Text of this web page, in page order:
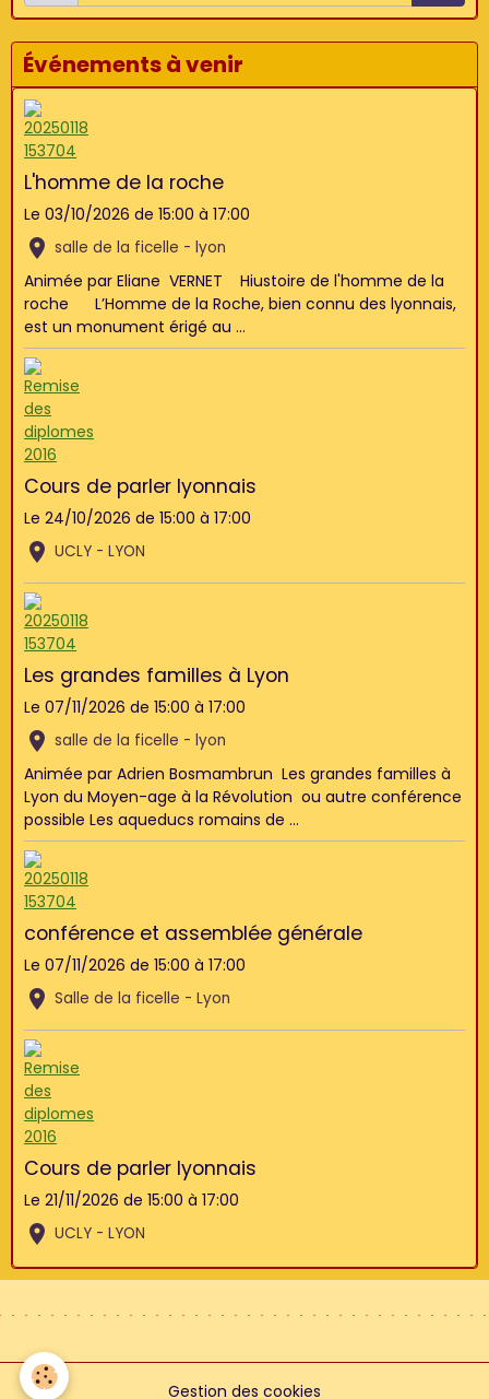
Événements à venir
L'homme de la roche
Le 03/10/2026 de 15:00 à 17:00
salle de la ficelle - lyon
Animée par Eliane VERNET Hiustoire de l'homme de la
roche L’Homme de la Roche, bien connu des lyonnais,
est un monument érigé au ...
Cours de parler lyonnais
Le 24/10/2026 de 15:00 à 17:00
UCLY - LYON
Les grandes familles à Lyon
Le 07/11/2026 de 15:00 à 17:00
salle de la ficelle - lyon
Animée par Adrien Bosmambrun Les grandes familles à
Lyon du Moyen-age à la Révolution ou autre conférence
possible Les aqueducs romains de ...
conférence et assemblée générale
Le 07/11/2026 de 15:00 à 17:00
Salle de la ficelle - Lyon
Cours de parler lyonnais
Le 21/11/2026 de 15:00 à 17:00
UCLY - LYON
Gestion des cookies